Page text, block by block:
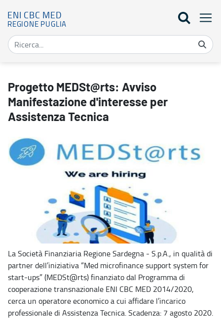
ENI CBC MED
REGIONE PUGLIA
Progetto MEDSt@rts: Avviso
Manifestazione d'interesse per
Assistenza Tecnica
La Società Finanziaria Regione Sardegna - S.p.A., in qualità di
partner dell’iniziativa “Med microfinance support system for
start-ups” (MEDSt@rts) finanziato dal Programma di
cooperazione transnazionale ENI CBC MED 2014/2020,
cerca un operatore economico a cui affidare l’incarico
professionale di Assistenza Tecnica. Scadenza: 7 agosto 2020.